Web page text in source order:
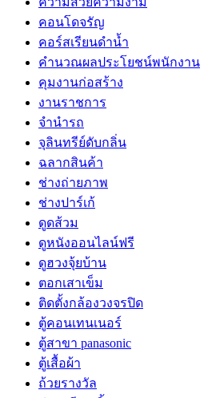
คอนโดจรัญ
คอร์สเรียนดำน้ำ
คำนวณผลประโยชน์พนักงาน
คุมงานก่อสร้าง
งานราชการ
จำนำรถ
จุลินทรีย์ดับกลิ่น
ฉลากสินค้า
ช่างถ่ายภาพ
ช่างปาร์เก้
ดูดส้วม
ดูหนังออนไลน์ฟรี
ดูฮวงจุ้ยบ้าน
ตอกเสาเข็ม
ติดตั้งกล้องวงจรปิด
ตู้คอนเทนเนอร์
ตู้สาขา panasonic
ตู้เสื้อผ้า
ถ้วยรางวัล